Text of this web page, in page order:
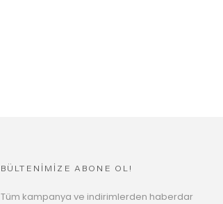
BÜLTENİMİZE ABONE OL!
Tüm kampanya ve indirimlerden haberdar